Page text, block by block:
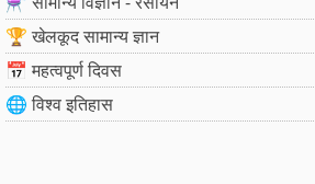
🏆 खेलकूद सामान्य ज्ञान
📅 महत्वपूर्ण दिवस
🌐 विश्व इतिहास